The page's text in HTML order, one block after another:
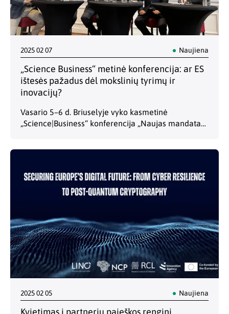
2025 02 07 Naujiena
„Science Business“ metinė konferencija: ar ES
ištesės pažadus dėl mokslinių tyrimų ir
inovacijų?
Vasario 5–6 d. Briuselyje vyko kasmetinė
„Science|Business“ konferencija „Naujas mandatas,
2025 02 05 Naujiena